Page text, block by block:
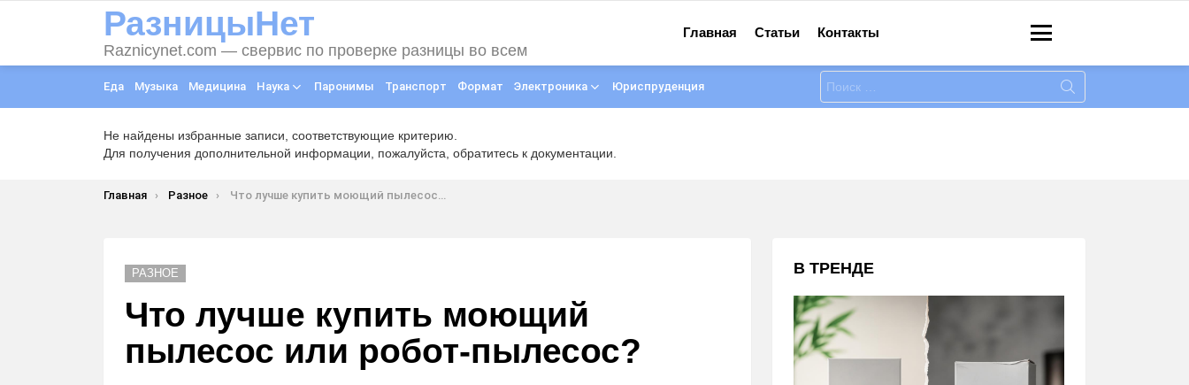
РазницыНет
Raznicynet.com — свервис по проверке разницы во всем
Главная Статьи Контакты
Еда Музыка Медицина Наука Паронимы Транспорт Формат Электроника Юриспруденция
Искать:
Не найдены избранные записи, соответствующие критерию.
Для получения дополнительной информации, пожалуйста, обратитесь к документации.
Вы здесь:
Главная Разное Что лучше купить моющий пылесос или робот-пылесос?
РАЗНОЕ
Что лучше купить моющий
пылесос или робот-пылесос?
В ТРЕНДЕ